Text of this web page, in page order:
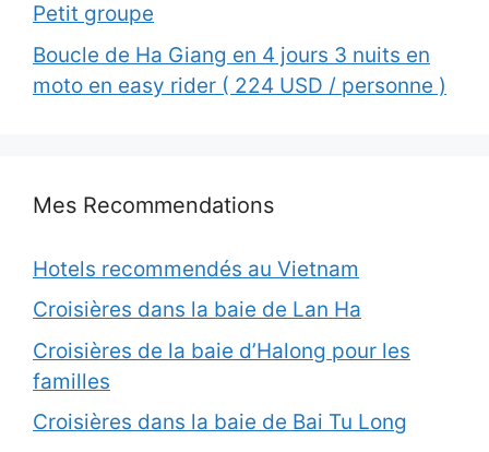
Petit groupe
Boucle de Ha Giang en 4 jours 3 nuits en
moto en easy rider ( 224 USD / personne )
Mes Recommendations
Hotels recommendés au Vietnam
Croisières dans la baie de Lan Ha
Croisières de la baie d’Halong pour les
familles
Croisières dans la baie de Bai Tu Long